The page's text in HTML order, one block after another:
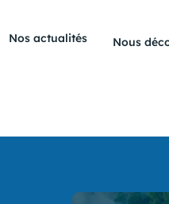
Nos actualités Nous